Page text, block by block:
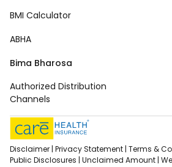
BMI Calculator
ABHA
Bima Bharosa
Authorized Distribution
Channels
Disclaimer | Privacy Statement | Terms &
Public Disclosures | Unclaimed Amount |